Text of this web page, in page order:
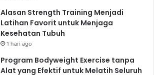
Alasan Strength Training Menjadi
Latihan Favorit untuk Menjaga
Kesehatan Tubuh
1 hari ago
Program Bodyweight Exercise tanpa
Alat yang Efektif untuk Melatih Seluruh